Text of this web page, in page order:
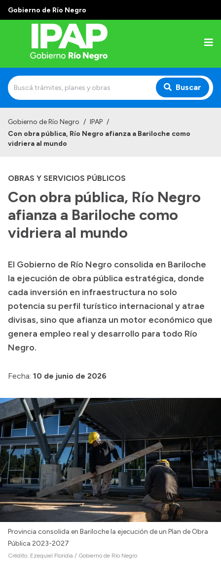
Gobierno de Río Negro
Buscar
Institucional
Autoridades
Alumnos
Docentes y Capacitadores
Delegaciones
Accesos directos
SIU GUARANÍ
SECUNDARIO
TECNICATURAS
CAPACITACIONES
Gobierno de Río Negro / IPAP /
Con obra pública, Río Negro afianza a Bariloche como
vidriera al mundo
OBRAS Y SERVICIOS PÚBLICOS
Con obra pública, Río Negro
afianza a Bariloche como
vidriera al mundo
El Gobierno de Río Negro consolida en Bariloche
la ejecución de obra pública estratégica, donde
cada inversión en infraestructura no solo
potencia su perfil turístico internacional y atrae
divisas, sino que afianza un motor económico que
genera empleo real y desarrollo para todo Río
Negro.
Fecha: 10 de junio de 2026
Provincia consolida en Bariloche la ejecución de un Plan de Obra
Pública 2023-2027
Crédito: Ezequiel Floridia / Gobierno de Río Negro